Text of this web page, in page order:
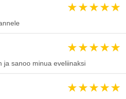
★★★★★
★★★★★
ja sanoo minua eveliinaksi
★★★★★